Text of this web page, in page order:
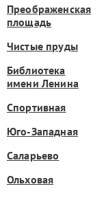
Преображенская
площадь
Чистые пруды
Библиотека
имени Ленина
Спортивная
Юго-Западная
Саларьево
Ольховая